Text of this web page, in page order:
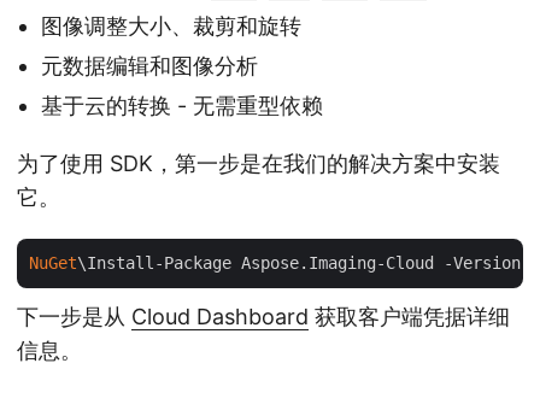
图像调整大小、裁剪和旋转
元数据编辑和图像分析
基于云的转换 - 无需重型依赖
为了使用 SDK，第一步是在我们的解决方案中安装
它。
NuGet\Install-Package Aspose.Imaging-Cloud -Version
下一步是从 Cloud Dashboard 获取客户端凭据详细
信息。